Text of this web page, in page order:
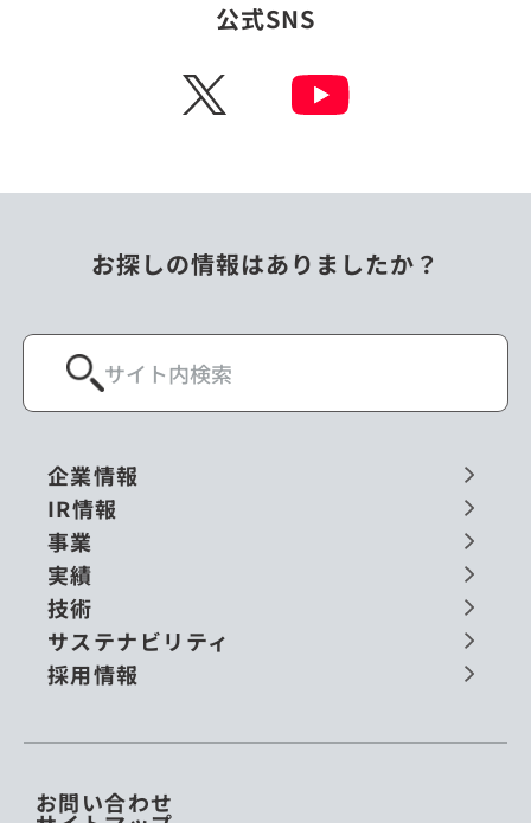
公式SNS
X
お探しの情報はありましたか？
企業情報
IR情報
事業
実績
技術
サステナビリティ
採用情報
お問い合わせ